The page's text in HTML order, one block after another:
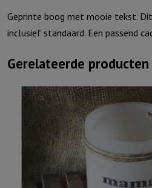
Geprinte boog met mooie tekst.
inclusief standaard. Een passend
Gerelateerde producten